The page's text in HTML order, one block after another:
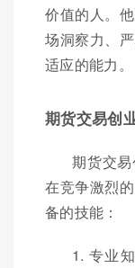
价值的人。
场洞察力、
适应的能力。
期货交易创
期货交
在竞争激烈
备的技能：
1. 专业